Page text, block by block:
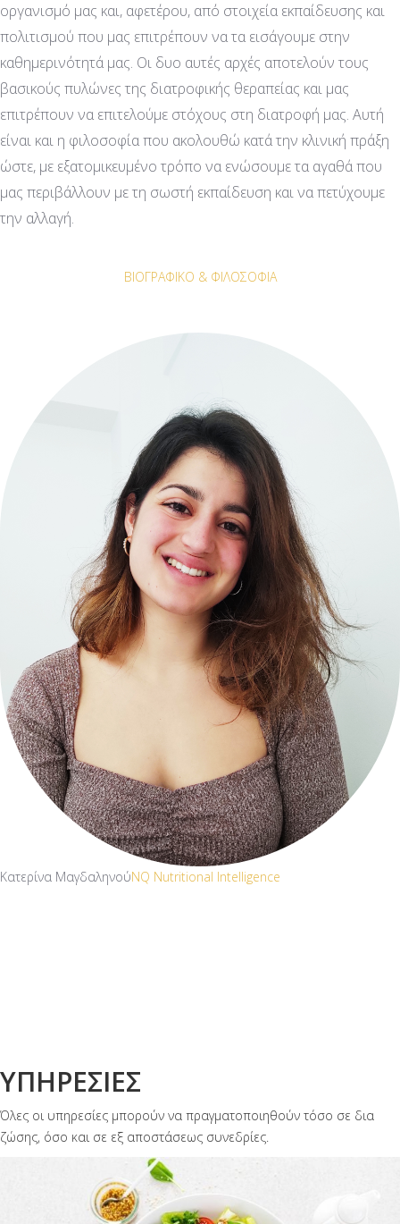
οργανισμό μας και, αφετέρου, από στοιχεία εκπαίδευσης και
πολιτισμού που μας επιτρέπουν να τα εισάγουμε στην
καθημερινότητά μας. Οι δυο αυτές αρχές αποτελούν τους
βασικούς πυλώνες της διατροφικής θεραπείας και μας
επιτρέπουν να επιτελούμε στόχους στη διατροφή μας. Αυτή
είναι και η φιλοσοφία που ακολουθώ κατά την κλινική πράξη
ώστε, με εξατομικευμένο τρόπο να ενώσουμε τα αγαθά που
μας περιβάλλουν με τη σωστή εκπαίδευση και να πετύχουμε
την αλλαγή.
ΒΙΟΓΡΑΦΙΚΟ & ΦΙΛΟΣΟΦΙΑ
Κατερίνα ΜαγδαληνούNQ Nutritional Intelligence
ΥΠΗΡΕΣΙΕΣ
Όλες οι υπηρεσίες μπορούν να πραγματοποιηθούν τόσο σε δια
ζώσης, όσο και σε εξ αποστάσεως συνεδρίες.